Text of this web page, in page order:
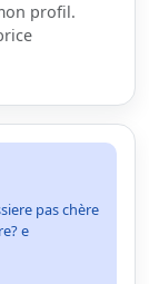
profil.
pas chère
e